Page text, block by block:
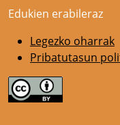
Edukien erabileraz
Legezko oharrak
Pribatutasun